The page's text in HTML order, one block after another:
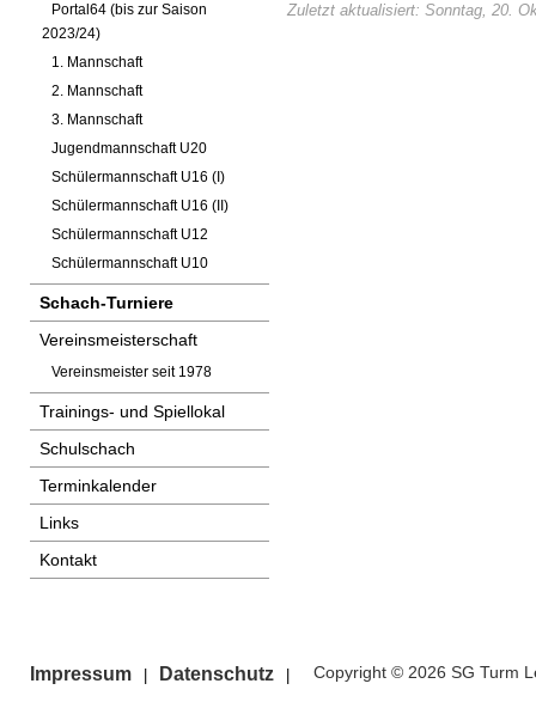
Portal64 (bis zur Saison
2023/24)
1. Mannschaft
2. Mannschaft
3. Mannschaft
Jugendmannschaft U20
Schülermannschaft U16 (I)
Schülermannschaft U16 (II)
Schülermannschaft U12
Schülermannschaft U10
Schach-Turniere
Vereinsmeisterschaft
Vereinsmeister seit 1978
Trainings- und Spiellokal
Schulschach
Terminkalender
Links
Kontakt
Zuletzt aktualisiert: Sonntag, 20.
Impressum Datenschutz Copyright © 2026 SG Turm